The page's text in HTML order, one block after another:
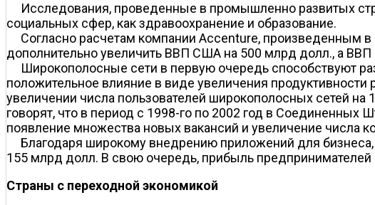
Исследования, проведенные в промышленно развитых
социальных сфер, как здравоохранение и образование.
Согласно расчетам компании Accenture, произведенным
дополнительно увеличить ВВП США на 500 млрд долл., а
Широкополосные сети в первую очередь способствуют
положительное влияние в виде увеличения
увеличении числа пользователей широкополосных сетей на
говорят, что в период с 1998-го по 2002 год в
появление множества новых вакансий и увеличение числа
Благодаря широкому внедрению приложений для
155 млрд долл. В свою очередь, прибыль
Страны с переходной экономикой